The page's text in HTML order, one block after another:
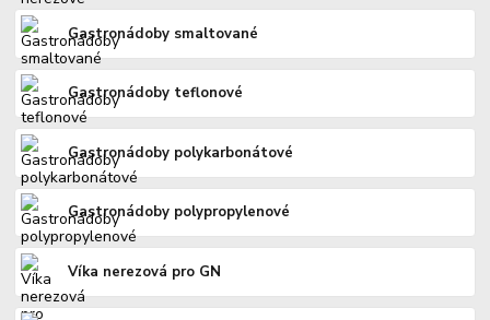
Gastronádoby smaltované
Gastronádoby teflonové
Gastronádoby polykarbonátové
Gastronádoby polypropylenové
Víka nerezová pro GN